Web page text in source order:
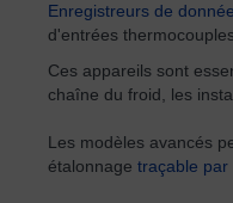
Enregistreurs de
d'entrées thermocouples.
Ces appareils sont
chaîne du froid, les
Les modèles avancés
étalonnage traçable par